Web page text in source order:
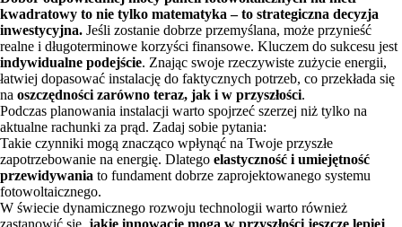
kwadratowy to nie tylko matematyka – to strategiczna decyzja
inwestycyjna. Jeśli zostanie dobrze przemyślana, może przynieść
realne i długoterminowe korzyści finansowe. Kluczem do sukcesu jest
indywidualne podejście. Znając swoje rzeczywiste zużycie energii,
łatwiej dopasować instalację do faktycznych potrzeb, co przekłada się
na oszczędności zarówno teraz, jak i w przyszłości.
Podczas planowania instalacji warto spojrzeć szerzej niż tylko na
aktualne rachunki za prąd. Zadaj sobie pytania:
Takie czynniki mogą znacząco wpłynąć na Twoje przyszłe
zapotrzebowanie na energię. Dlatego elastyczność i umiejętność
przewidywania to fundament dobrze zaprojektowanego systemu
fotowoltaicznego.
W świecie dynamicznego rozwoju technologii warto również
zastanowić się, jakie innowacje mogą w przyszłości jeszcze lepiej